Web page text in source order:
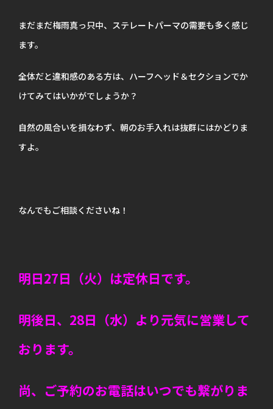
まだまだ梅雨真っ只中、ステレートパーマの需要も多く感じ
ます。
全体だと違和感のある方は、ハーフヘッド＆セクションでか
けてみてはいかがでしょうか？
自然の風合いを損なわず、朝のお手入れは抜群にはかどりま
すよ。
なんでもご相談くださいね！
明日27日（火）は定休日です。
明後日、28日（水）より元気に営業して
おります。
尚、ご予約のお電話はいつでも繋がりま